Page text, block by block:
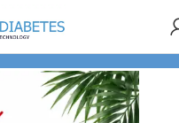
- Ζώνες Medtronic